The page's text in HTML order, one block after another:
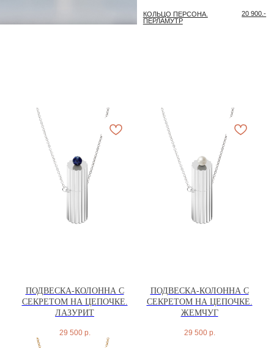
ПОДВЕСКА-КОЛОННА С
СЕКРЕТОМ НА ЦЕПОЧКЕ.
ЛАЗУРИТ
29 500 р.
ПОДВЕСКА-КОЛОННА С
СЕКРЕТОМ НА ЦЕПОЧКЕ.
ЖЕМЧУГ
29 500 р.